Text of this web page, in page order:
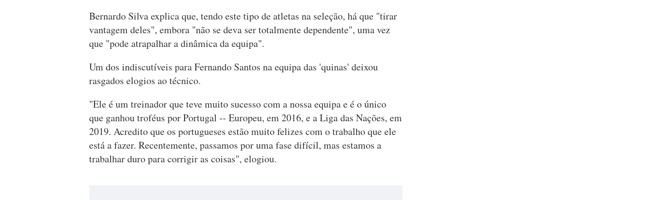
Bernardo Silva explica que, tendo este tipo de atletas na seleção, há que "tirar
vantagem deles", embora "não se deva ser totalmente dependente", uma vez
que "pode atrapalhar a dinâmica da equipa".
Um dos indiscutíveis para Fernando Santos na equipa das 'quinas' deixou
rasgados elogios ao técnico.
"Ele é um treinador que teve muito sucesso com a nossa equipa e é o único
que ganhou troféus por Portugal -- Europeu, em 2016, e a Liga das Nações, em
2019. Acredito que os portugueses estão muito felizes com o trabalho que ele
está a fazer. Recentemente, passamos por uma fase difícil, mas estamos a
trabalhar duro para corrigir as coisas", elogiou.